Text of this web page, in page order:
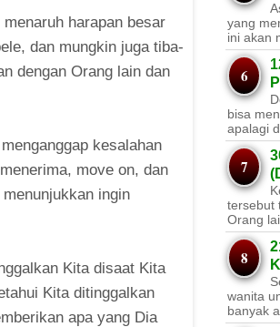
harapan besar
dan mungkin juga tiba-
dengan Orang lain dan
kesalahan
move on, dan
ingin
Kita disaat Kita
Kita ditinggalkan
apa yang Dia
yang
ini akan
bisa
apalagi
tersebut
Orang
wanita
banyak